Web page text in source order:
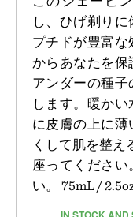
し、ひげ剃り
プチドが豊富
からあなたを保
アンダーの種
します。暖か
に皮膚の上に
くして肌を整え
座ってくださ
い。 75mL /